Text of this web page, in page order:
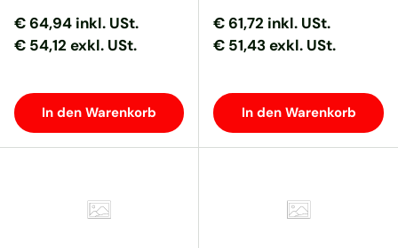
Normaler Preis
Normaler Preis
€ 64,94 inkl. USt.
€ 54,12 exkl. USt.
In den Warenkorb
Normaler Preis
Normaler Preis
€ 61,72 inkl. USt.
€ 51,43 exkl. USt.
In den Warenkorb